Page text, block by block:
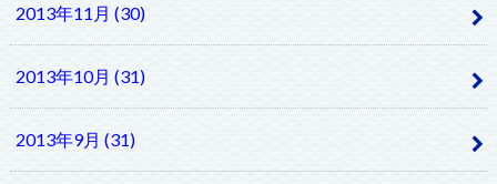
2013年11月 (30)
2013年10月 (31)
2013年9月 (31)